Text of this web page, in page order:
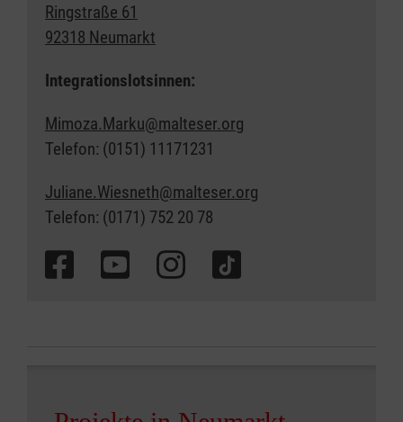
Ringstraße 61
92318 Neumarkt
Integrationslotsinnen:
Mimoza.Marku@malteser.org
Telefon: (0151) 11171231
Juliane.Wiesneth@malteser.org
Telefon: (0171) 752 20 78